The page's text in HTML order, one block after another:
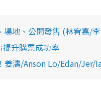
場地、公開發售 (林宥嘉/
升購票成功率
姜濤/Anson Lo/Edan/